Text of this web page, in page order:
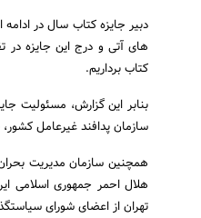
دبیر جایزه کتاب سال در
های آتی و درج این جایزه در
کتاب برداریم.
بنابر این گزارش، مسئولیت
سازمان پدافند غیرعامل
همچنین سازمان مدیریت
هلال احمر جمهوری اسلامی
تهران از اعضای شورای